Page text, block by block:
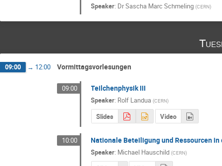
Speaker: DrSascha Marc Schmeling (CERN)
09:00 → 12:00 Vormittagsvorlesungen
09:00 Teilchenphysik III
Speaker: Rolf Landua (CERN)
Slides Video
10:00 Nationale Beteiligung und Ressourcen
Speaker: Michael Hauschild (CERN)